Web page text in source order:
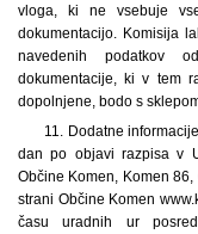
vloga, ki ne vsebuje
dokumentacijo. Komisija
navedenih podatkov
dokumentacije, ki v tem
dopolnjene, bodo s
11. Dodatne
dan po objavi razpisa v
Občine Komen, Komen
strani Občine Komen
času uradnih ur